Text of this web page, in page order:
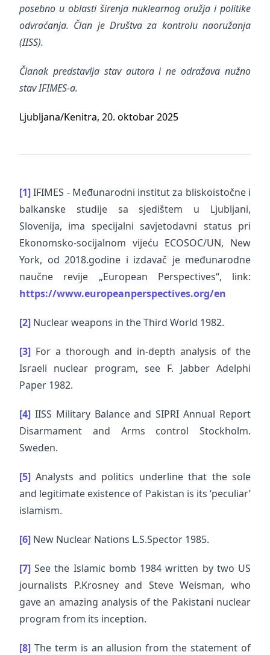
posebno u oblasti širenja nuklearnog oružja i politike
odvraćanja. Član je Društva za kontrolu naoružanja
(IISS).
Članak predstavlja stav autora i ne odražava nužno
stav IFIMES-a.
Ljubljana/Kenitra, 20. oktobar 2025
[1]IFIMES - Međunarodni institut za bliskoistočne i
balkanske studije sa sjedištem u Ljubljani,
Slovenija, ima specijalni savjetodavni status pri
Ekonomsko-socijalnom vijeću ECOSOC/UN, New
York, od 2018.godine i izdavač je međunarodne
naučne revije „European Perspectives“, link:
https://www.europeanperspectives.org/en
[2] Nuclear weapons in the Third World 1982.
[3] For a thorough and in-depth analysis of the
Israeli nuclear program, see F. Jabber Adelphi
Paper 1982.
[4] IISS Military Balance and SIPRI Annual Report
Disarmament and Arms control Stockholm.
Sweden.
[5] Analysts and politics underline that the sole
and legitimate existence of Pakistan is its ‘peculiar’
islamism.
[6] New Nuclear Nations L.S.Spector 1985.
[7] See the Islamic bomb 1984 written by two US
journalists P.Krosney and Steve Weisman, who
gave an amazing analysis of the Pakistani nuclear
program from its inception.
[8] The term is an allusion from the statement of